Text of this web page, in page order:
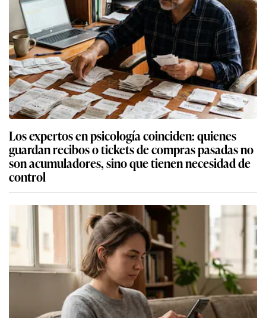
Los expertos en psicología coinciden: quienes
guardan recibos o tickets de compras pasadas no
son acumuladores, sino que tienen necesidad de
control